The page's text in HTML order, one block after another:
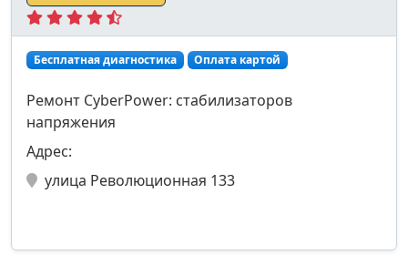
Бесплатная диагностика Оплата картой
Ремонт CyberPower: стабилизаторов
напряжения
Адрес:
улица Революционная 133